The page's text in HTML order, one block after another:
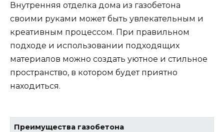
Внутренняя отделка дома из газобетона
своими руками может быть увлекательным и
креативным процессом. При правильном
подходе и использовании подходящих
материалов можно создать уютное и стильное
пространство, в котором будет приятно
находиться.
Преимущества газобетона